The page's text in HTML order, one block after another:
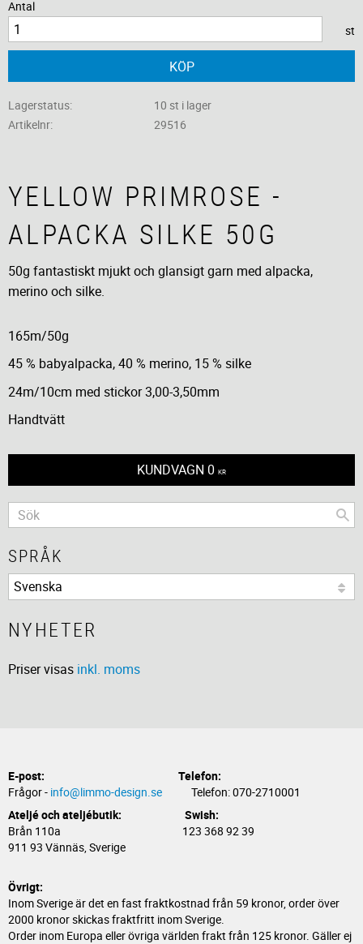
Antal
st
KÖP
Lagerstatus
10 st i lager
Artikelnr
29516
YELLOW PRIMROSE -
ALPACKA SILKE 50G
50g fantastiskt mjukt och glansigt garn med alpacka,
merino och silke.
165m/50g
45 % babyalpacka, 40 % merino, 15 % silke
24m/10cm med stickor 3,00-3,50mm
Handtvätt
KUNDVAGN 0 KR
SPRÅK
NYHETER
Priser visas inkl. moms
E-post:
Telefon:
Frågor - info@limmo-design.se Telefon: 070-2710001
Ateljé och ateljébutik: Swish:
Brån 110a 123 368 92 39
911 93 Vännäs, Sverige
Övrigt:
Inom Sverige är det en fast fraktkostnad från 59 kronor, order över
2000 kronor skickas fraktfritt inom Sverige.
Order inom Europa eller övriga världen frakt från 125 kronor. Gäller ej